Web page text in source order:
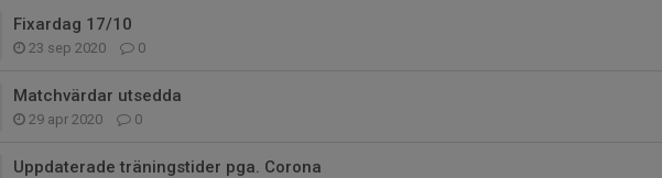
Fixardag 17/10
23 sep 2020 0
Matchvärdar utsedda
29 apr 2020 0
Uppdaterade träningstider pga. Corona